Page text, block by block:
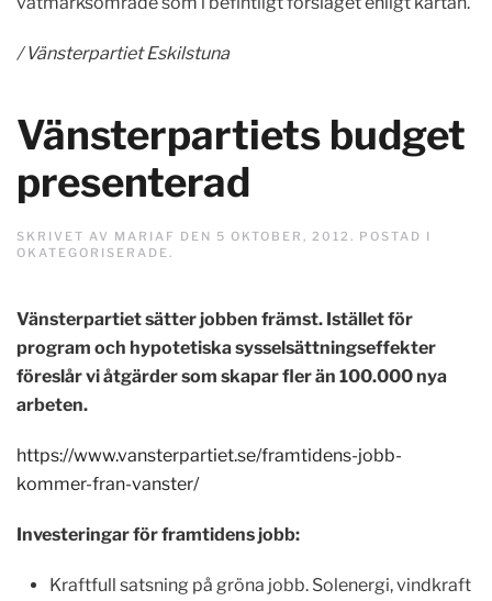
/ Vänsterpartiet Eskilstuna
Vänsterpartiets budget
presenterad
SKRIVET AV MARIAF DEN 5 OKTOBER, 2012 . POSTAD I
OKATEGORISERADE.
Vänsterpartiet sätter jobben främst. Istället för
program och hypotetiska sysselsättningseffekter
föreslår vi åtgärder som skapar fler än 100.000 nya
arbeten.
https://www.vansterpartiet.se/framtidens-jobb-
kommer-fran-vanster/
Investeringar för framtidens jobb:
Kraftfull satsning på gröna jobb. Solenergi, vindkraft